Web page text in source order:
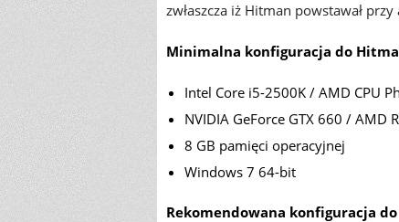
zwłaszcza iż Hitman powstawał
Minimalna konfiguracja do
Intel Core i5-2500K / AMD CPU
NVIDIA GeForce GTX 660 / AMD
8 GB pamięci operacyjnej
Windows 7 64-bit
Rekomendowana konfiguracja